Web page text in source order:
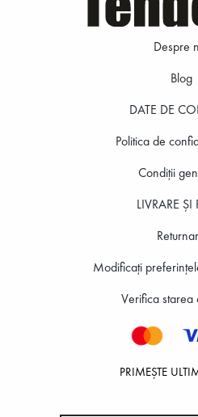
Despre
Blog
DATE DE
Politica de
Condiții
LIVRARE ȘI
Modificați
Verifica starea
PRIMEȘTE